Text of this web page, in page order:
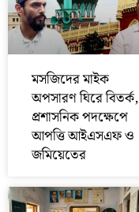
মসজিদের মাইক
অপসারণ ঘিরে বিতর্ক,
প্রশাসনিক পদক্ষেপে
আপত্তি আইএসএফ ও
জমিয়েতের